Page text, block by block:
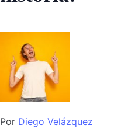
Por Diego Velázquez